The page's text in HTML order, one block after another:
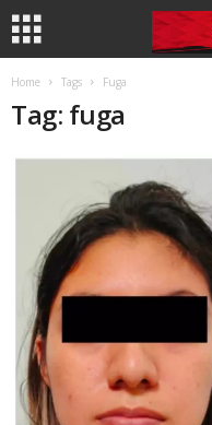
Home Tags Fuga
Tag: fuga